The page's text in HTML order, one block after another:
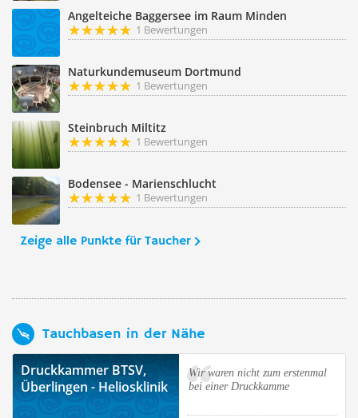
Angelteiche Baggersee im Raum Minden
1 Bewertungen
Naturkundemuseum Dortmund
1 Bewertungen
Steinbruch Miltitz
1 Bewertungen
Bodensee - Marienschlucht
1 Bewertungen
Zeige alle Punkte für Taucher
Tauchbasen in der Nähe
Druckkammer BTSV,
Überlingen - Heliosklinik
Wir waren nicht zum erstenmal
bei einer Druckkamme